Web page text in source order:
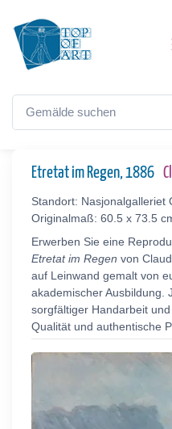
Etretat im Regen, 1886
Standort: Nasjonalgalleriet
Originalmaß: 60.5 x 73.5
Erwerben Sie eine
Etretat im Regen von
auf Leinwand gemalt von
akademischer Ausbildung.
sorgfältiger Handarbeit
Qualität und authentische